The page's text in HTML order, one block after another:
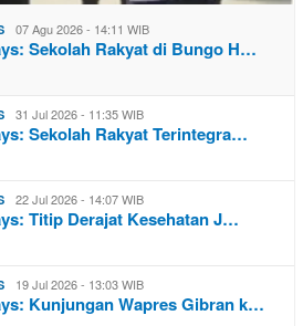
07 Agu 2026 - 14:11 WIB
Sekolah Rakyat di Bungo H…
31 Jul 2026 - 11:35 WIB
Sekolah Rakyat Terintegra…
22 Jul 2026 - 14:07 WIB
Titip Derajat Kesehatan J…
19 Jul 2026 - 13:03 WIB
Kunjungan Wapres Gibran k…